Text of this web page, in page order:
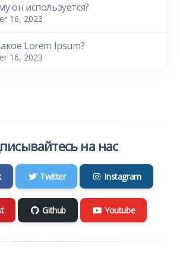
он используется?
16, 2023
Lorem Ipsum?
16, 2023
на нас
Twitter Instagram
Github Youtube